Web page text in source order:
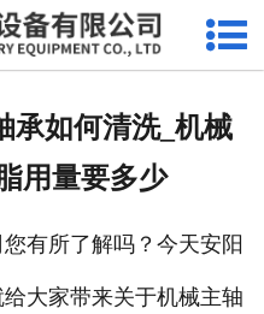
网站首页
承如何清洗_机械
用量要多少
有所了解吗？今天安阳
大家带来关于机械主轴